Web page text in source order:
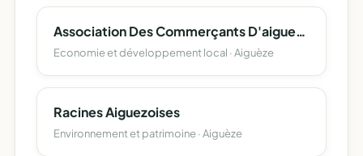
Association Des Commerçants D'aigueze
Economie et développement local · Aiguèze
Racines Aiguezoises
Environnement et patrimoine · Aiguèze